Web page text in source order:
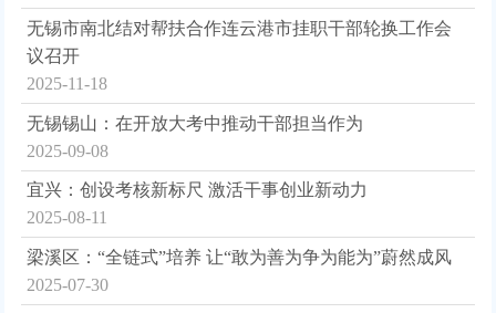
2025-11-18
无锡市南北结对帮扶合作连云港市挂职干部轮换工作会
议召开
2025-09-08
无锡锡山：在开放大考中推动干部担当作为
2025-08-11
宜兴：创设考核新标尺 激活干事创业新动力
2025-07-30
梁溪区：“全链式”培养 让“敢为善为争为能为”蔚然成风